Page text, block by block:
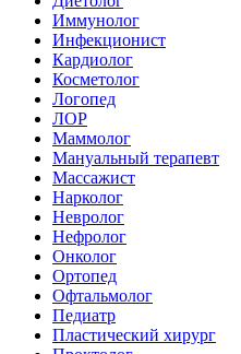
Иммунолог
Инфекционист
Кардиолог
Косметолог
Логопед
ЛОР
Маммолог
Мануальный терапевт
Массажист
Нарколог
Невролог
Нефролог
Онколог
Ортопед
Офтальмолог
Педиатр
Пластический хирург